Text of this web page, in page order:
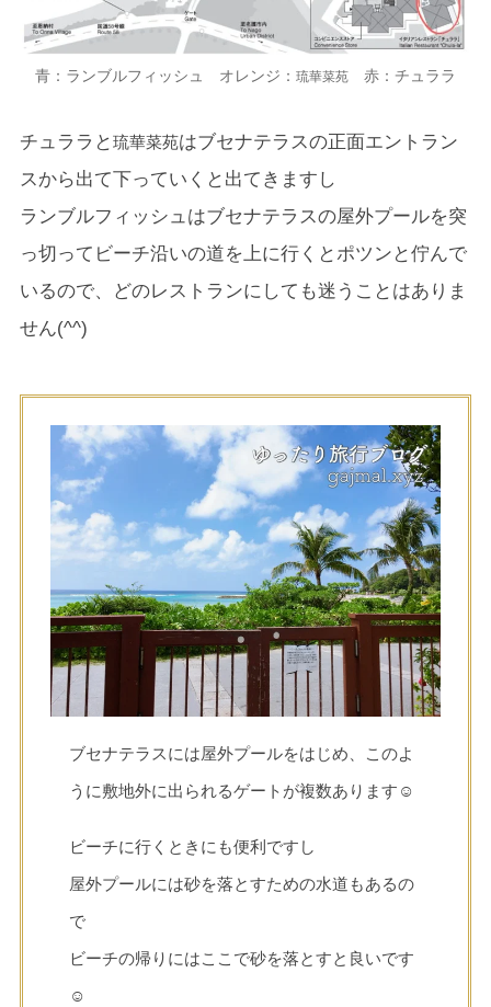
青：ランブルフィッシュ オレンジ： 琉華菜苑 赤：チュララ
チュララと琉華菜苑はブセナテラスの正面エントラン
スから出て下っていくと出てきますし
ランブルフィッシュはブセナテラスの屋外プールを突
っ切ってビーチ沿いの道を上に行くとポツンと佇んで
いるので、どのレストランにしても迷うことはありま
せん(^^)
ブセナテラスには屋外プールをはじめ、このよ
うに敷地外に出られるゲートが複数あります☺
ビーチに行くときにも便利ですし
屋外プールには砂を落とすための水道もあるの
で
ビーチの帰りにはここで砂を落とすと良いです
☺